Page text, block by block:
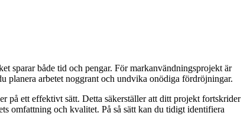
sparar både tid och pengar. För markanvändningsprojekt är
planera arbetet noggrant och undvika onödiga fördröjningar.
på ett effektivt sätt. Detta säkerställer att ditt projekt fortskrider
omfattning och kvalitet. På så sätt kan du tidigt identifiera